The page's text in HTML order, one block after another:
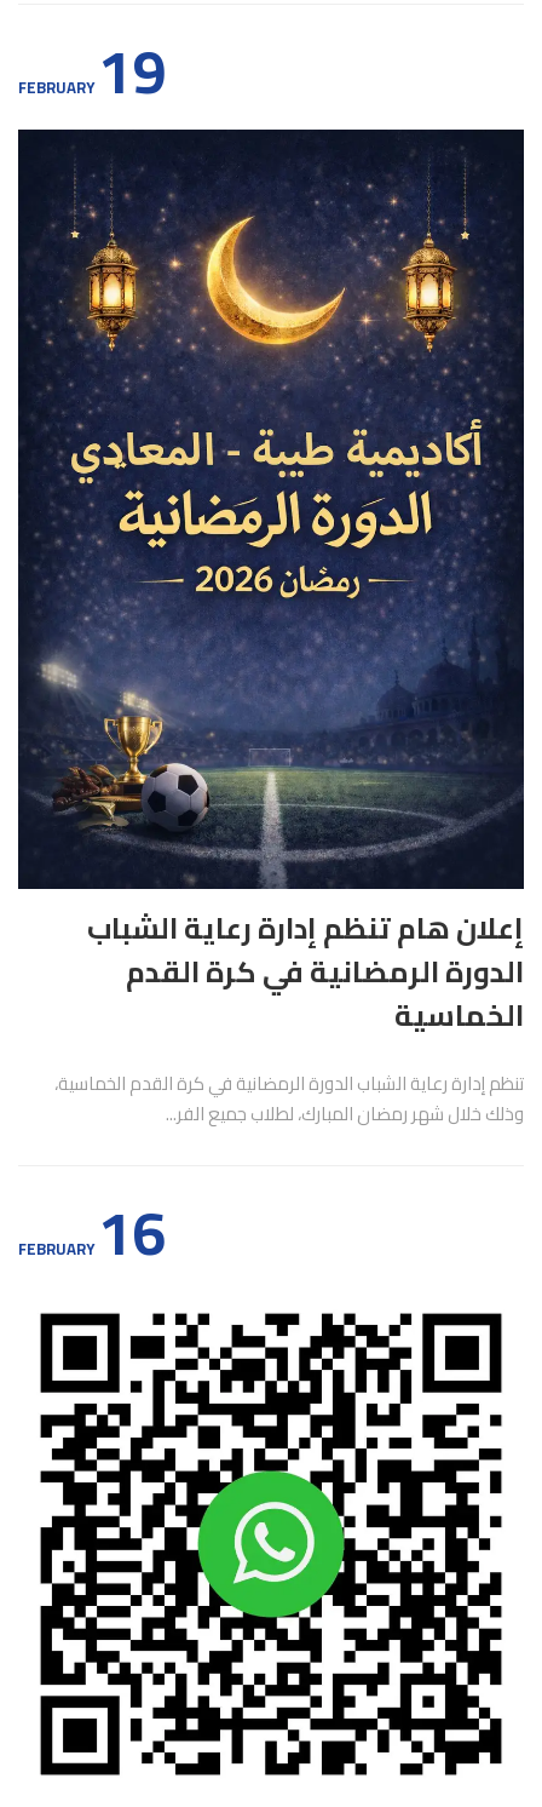
19
FEBRUARY
إعلان هام تنظم إدارة رعاية الشباب
الدورة الرمضانية في كرة القدم
الخماسية
تنظم إدارة رعاية الشباب الدورة الرمضانية في كرة القدم الخماسية،
وذلك خلال شهر رمضان المبارك، لطلاب جميع الفر...
16
FEBRUARY